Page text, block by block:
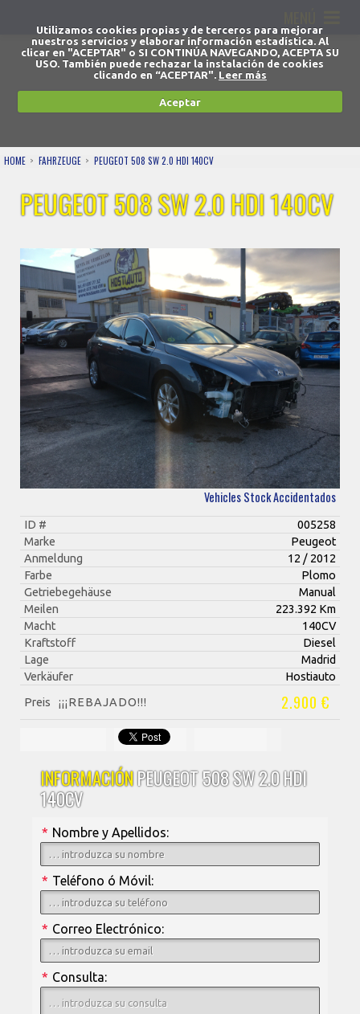
Utilizamos cookies propias y de terceros para mejorar
nuestros servicios y elaborar información estadística. Al
clicar en "ACEPTAR" o SI CONTINÚA NAVEGANDO, ACEPTA SU
USO. También puede rechazar la instalación de cookies
clicando en “ACEPTAR". Leer más
Aceptar
HOME FAHRZEUGE PEUGEOT 508 SW 2.0 HDI 140CV
PEUGEOT 508 SW 2.0 HDI 140CV
Vehicles Stock Accidentados
ID #
005258
Marke
Peugeot
Anmeldung
12 / 2012
Farbe
Plomo
Getriebegehäuse
Manual
Meilen
223.392 Km
Macht
140CV
Kraftstoff
Diesel
Lage
Madrid
Verkäufer
Hostiauto
Preis
¡¡¡REBAJADO!!! 2.900 €
INFORMACIÓNPEUGEOT 508 SW 2.0 HDI
140CV
Nombre y Apellidos:
*
Teléfono ó Móvil:
*
Correo Electrónico:
*
Consulta:
*